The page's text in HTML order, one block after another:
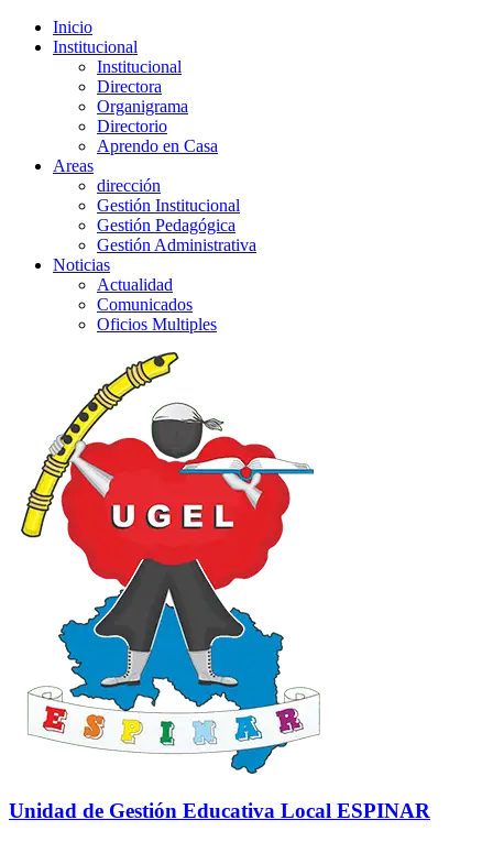
Inicio
Institucional
Institucional
Directora
Organigrama
Directorio
Aprendo en Casa
Areas
dirección
Gestión Institucional
Gestión Pedagógica
Gestión Administrativa
Noticias
Actualidad
Comunicados
Oficios Multiples
Unidad de Gestión Educativa Local ESPINAR